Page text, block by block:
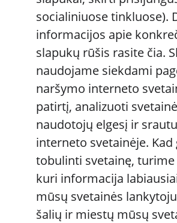
socialiniuose tinkluose).
informacijos apie
slapukų rūšis rasite čia.
naudojame siekdami
naršymo interneto
patirtį, analizuoti
naudotojų elgesį ir
interneto svetainėje.
tobulinti svetainę, turime
kuri informacija
mūsų svetainės
šalių ir miestų mūsų